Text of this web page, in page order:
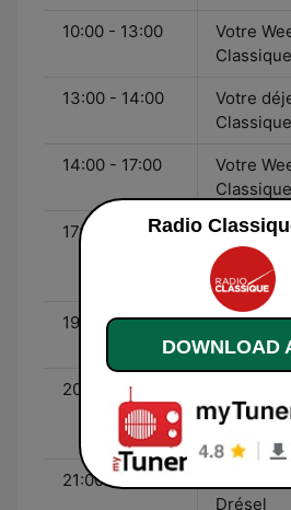
10:00 - 13:00
Votre
13:00 - 14:00
Votre
Classique
14:00 - 17:00
Votre
17:00 - 19:00
Votre
Delattre
19:00 - 20:00
La
20:00 - 21:00
Classique
21:00 - 00:00
Les
Drésel
Radio
DOWNLOAD